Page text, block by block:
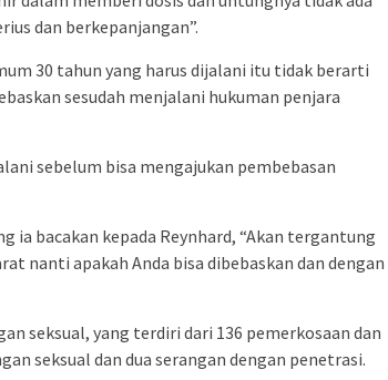
dan berkepanjangan”.
30 tahun yang harus dijalani itu tidak berarti
sesudah menjalani hukuman penjara
sebelum bisa mengajukan pembebasan
ia bacakan kepada Reynhard, “Akan tergantung
nanti apakah Anda bisa dibebaskan dan dengan
seksual, yang terdiri dari 136 pemerkosaan dan
seksual dan dua serangan dengan penetrasi.